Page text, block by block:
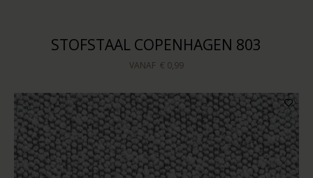
STOFSTAAL COPENHAGEN 803
VANAF € 0,99